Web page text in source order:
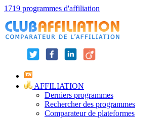
1719 programmes d'affiliation
AFFILIATION
Derniers programmes
Rechercher des programmes
Comparateur de plateformes